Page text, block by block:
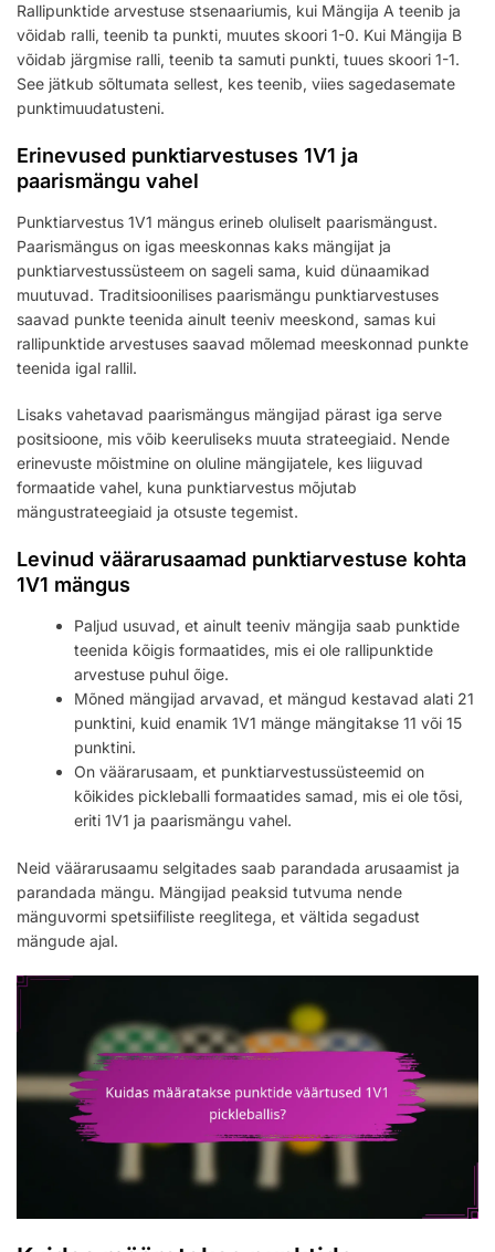
Rallipunktide arvestuse stsenaariumis, kui Mängija A teenib ja
võidab ralli, teenib ta punkti, muutes skoori 1-0. Kui Mängija B
võidab järgmise ralli, teenib ta samuti punkti, tuues skoori 1-1.
See jätkub sõltumata sellest, kes teenib, viies sagedasemate
punktimuudatusteni.
Erinevused punktiarvestuses 1V1 ja
paarismängu vahel
Punktiarvestus 1V1 mängus erineb oluliselt paarismängust.
Paarismängus on igas meeskonnas kaks mängijat ja
punktiarvestussüsteem on sageli sama, kuid dünaamikad
muutuvad. Traditsioonilises paarismängu punktiarvestuses
saavad punkte teenida ainult teeniv meeskond, samas kui
rallipunktide arvestuses saavad mõlemad meeskonnad punkte
teenida igal rallil.
Lisaks vahetavad paarismängus mängijad pärast iga serve
positsioone, mis võib keeruliseks muuta strateegiaid. Nende
erinevuste mõistmine on oluline mängijatele, kes liiguvad
formaatide vahel, kuna punktiarvestus mõjutab
mängustrateegiaid ja otsuste tegemist.
Levinud väärarusaamad punktiarvestuse kohta
1V1 mängus
Paljud usuvad, et ainult teeniv mängija saab punktide
teenida kõigis formaatides, mis ei ole rallipunktide
arvestuse puhul õige.
Mõned mängijad arvavad, et mängud kestavad alati 21
punktini, kuid enamik 1V1 mänge mängitakse 11 või 15
punktini.
On väärarusaam, et punktiarvestussüsteemid on
kõikides pickleballi formaatides samad, mis ei ole tõsi,
eriti 1V1 ja paarismängu vahel.
Neid väärarusaamu selgitades saab parandada arusaamist ja
parandada mängu. Mängijad peaksid tutvuma nende
mänguvormi spetsiifiliste reeglitega, et vältida segadust
mängude ajal.